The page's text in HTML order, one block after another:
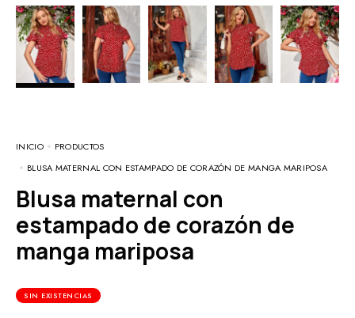
INICIO
PRODUCTOS
BLUSA MATERNAL CON ESTAMPADO DE CORAZÓN DE MANGA MARIPOSA
Blusa maternal con
estampado de corazón de
manga mariposa
SIN EXISTENCIAS